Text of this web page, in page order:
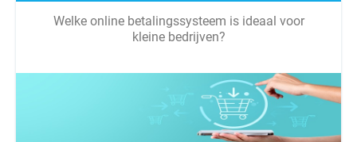
Welke online betalingssysteem is ideaal voor
kleine bedrijven?